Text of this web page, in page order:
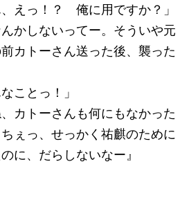
、えっ！？ 俺に用ですか？」
んかしないってー。そういや元
カトーさん送った後、襲った
ことっ！」
、カトーさんも何にもなかった
ぇっ、せっかく祐麒のために
に、だらしないなー』